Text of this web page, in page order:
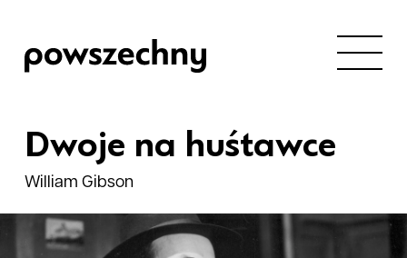
Dwoje na huśtawce
William Gibson